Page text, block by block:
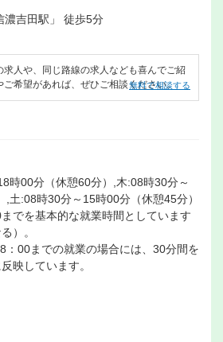
濃吉田駅」 徒歩5分
求人や、同じ路線の求人なども喜んでご紹
希望があれば、ぜひご相談ください。
無料で相談する
時00分（休憩60分）,木:08時30分～
土:08時30分～15時00分（休憩45分）
でを基本的な就業時間としています
）。
：00までの就業の場合には、30分間を
映しています。